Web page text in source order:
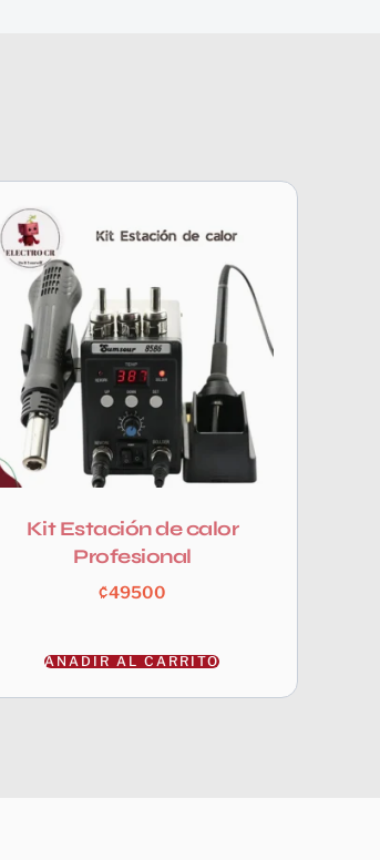
Kit Estación de calor
Profesional
₡49500
AÑADIR AL CARRITO